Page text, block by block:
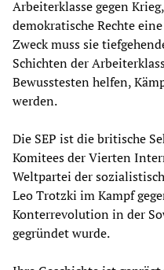
Arbeiterklasse gegen
demokratische Rechte
Zweck muss sie
Schichten der
Bewusstesten helfen,
werden.
Die SEP ist die britische
Komitees der Vierten
Weltpartei der
Leo Trotzki im Kampf
Konterrevolution in der
gegründet wurde.